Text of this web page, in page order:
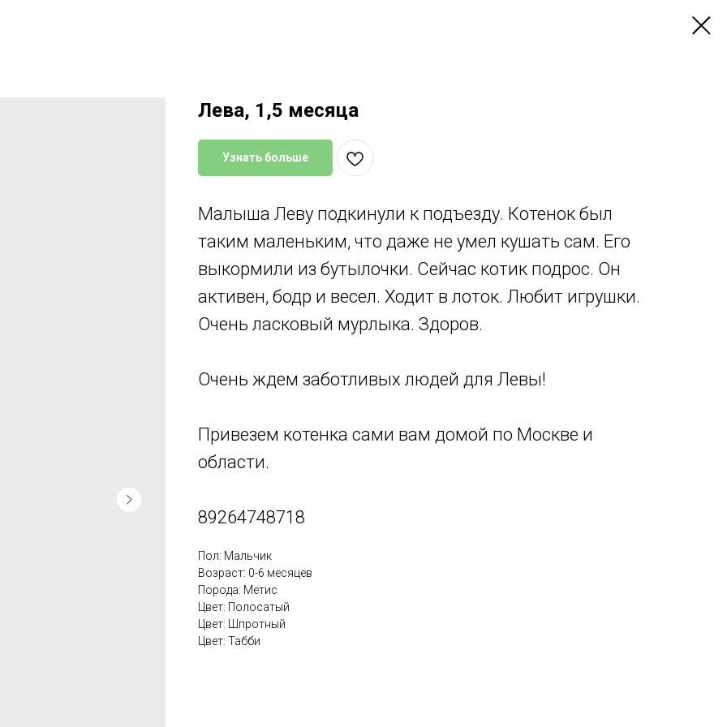
Лева, 1,5 месяца
Узнать больше
Малыша Леву подкинули к подъезду. Котенок был
таким маленьким, что даже не умел кушать сам. Его
выкормили из бутылочки. Сейчас котик подрос. Он
активен, бодр и весел. Ходит в лоток. Любит игрушки.
Очень ласковый мурлыка. Здоров.
Очень ждем заботливых людей для Левы!
Привезем котенка сами вам домой по Москве и
области.
89264748718
Пол: Мальчик
Возраст: 0-6 месяцев
Порода: Метис
Цвет: Полосатый
Цвет: Шпротный
Цвет: Табби